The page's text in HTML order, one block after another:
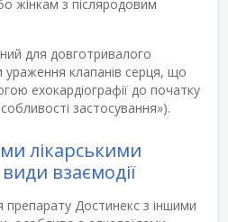
жінкам з післяродовим
для довготривалого
ураження клапанів серця, що
ехокардіографії до початку
застосування»).
лікарськими
взаємодії
препарату Достинекс з іншими